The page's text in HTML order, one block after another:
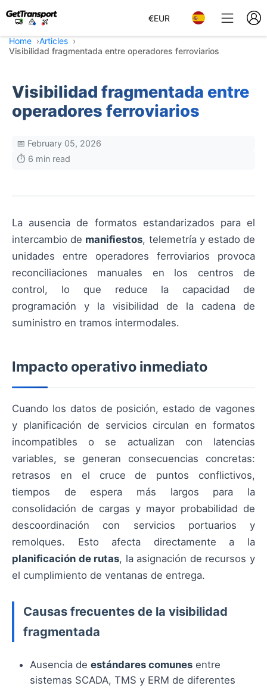
€EUR
Home
Articles
Visibilidad fragmentada entre operadores ferroviarios
Visibilidad fragmentada entre
operadores ferroviarios
📅 February 05, 2026
⏱️ 6 min read
La ausencia de formatos estandarizados para el
intercambio de manifiestos, telemetría y estado de
unidades entre operadores ferroviarios provoca
reconciliaciones manuales en los centros de
control, lo que reduce la capacidad de
programación y la visibilidad de la cadena de
suministro en tramos intermodales.
Impacto operativo inmediato
Cuando los datos de posición, estado de vagones
y planificación de servicios circulan en formatos
incompatibles o se actualizan con latencias
variables, se generan consecuencias concretas:
retrasos en el cruce de puntos conflictivos,
tiempos de espera más largos para la
consolidación de cargas y mayor probabilidad de
descoordinación con servicios portuarios y
remolques. Esto afecta directamente a la
planificación de rutas, la asignación de recursos y
el cumplimiento de ventanas de entrega.
Causas frecuentes de la visibilidad
fragmentada
Ausencia de estándares comunes entre
sistemas SCADA, TMS y ERM de diferentes